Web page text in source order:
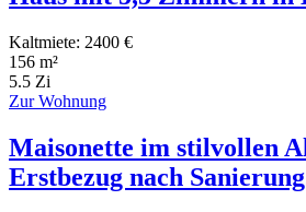
Kaltmiete: 2400 €
156 m²
5.5 Zi
Zur Wohnung
Maisonette im stilvollen
Erstbezug nach